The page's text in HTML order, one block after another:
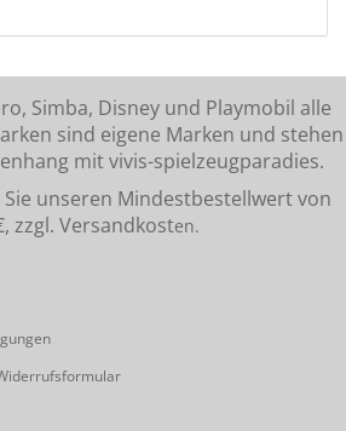
Simba, Disney und Playmobil alle
sind eigene Marken und stehen
mit vivis-spielzeugparadies.
unseren Mindestbestellwert von
zzgl. Versandkosten.